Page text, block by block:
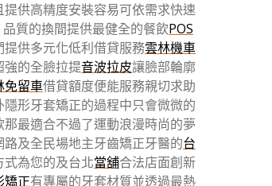
供高精度安裝容易可依需求快速
質的換間提供最健全的餐飲POS
供多元化低利借貸服務雲林機車
的全臉拉提音波拉皮讓臉部輪廓
免留車借貸額度便能服務親切求助
隱形牙套矯正的過程中只會微微的
那最適合不過了運動浪漫時尚的夢
及全民場地主牙齒矯正牙醫的台
為您的及台北當舖合法店面創新
矯正有專屬的牙套材質並透過最熱